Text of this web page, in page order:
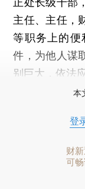
主任、主任，
等职务上的便
件，为他人谋
别巨大，依法
本
登
财
可